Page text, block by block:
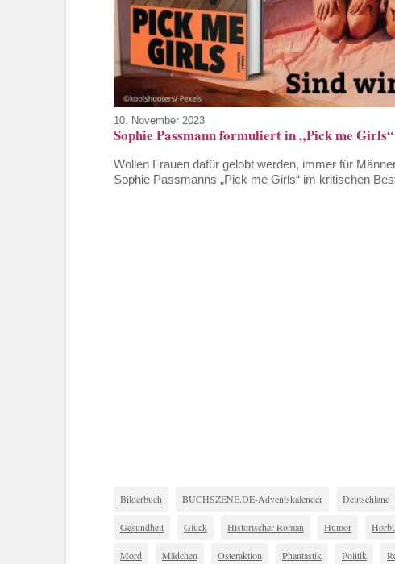
10. November 2023
Sophie Passmann formuliert in „Pick me
Wollen Frauen dafür gelobt werden, immer für
Sophie Passmanns „Pick me Girls“ im kritischen
Bilderbuch BUCHSZENE.DE-Adventskalender Deutschland
Gesundheit Glück Historischer Roman Humor
Mord Mädchen Osteraktion Phantastik Politik